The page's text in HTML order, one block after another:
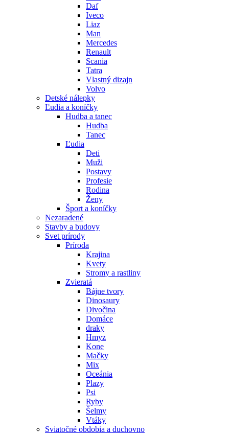
Daf
Iveco
Liaz
Man
Mercedes
Renault
Scania
Tatra
Vlastný dizajn
Volvo
Detské nálepky
Ľudia a koníčky
Hudba a tanec
Hudba
Tanec
Ľudia
Deti
Muži
Postavy
Profesie
Rodina
Ženy
Šport a koníčky
Nezaradené
Stavby a budovy
Svet prírody
Príroda
Krajina
Kvety
Stromy a rastliny
Zvieratá
Bájne tvory
Dinosaury
Divočina
Domáce
draky
Hmyz
Kone
Mačky
Mix
Oceánia
Plazy
Psi
Ryby
Šelmy
Vtáky
Sviatočné obdobia a duchovno